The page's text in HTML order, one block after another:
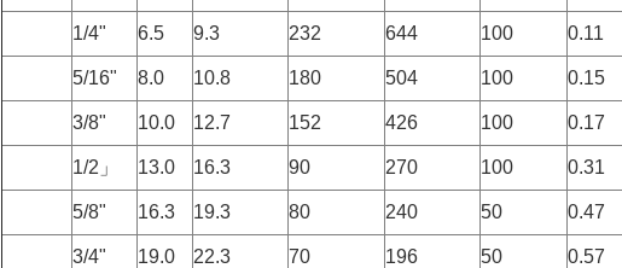
1/4" 6.5 9.3 232 644 100 0.11
5/16" 8.0 10.8 180 504 100 0.15
3/8" 10.0 12.7 152 426 100 0.17
1/2」 13.0 16.3 90 270 100 0.31
5/8" 16.3 19.3 80 240 50 0.47
3/4" 19.0 22.3 70 196 50 0.57